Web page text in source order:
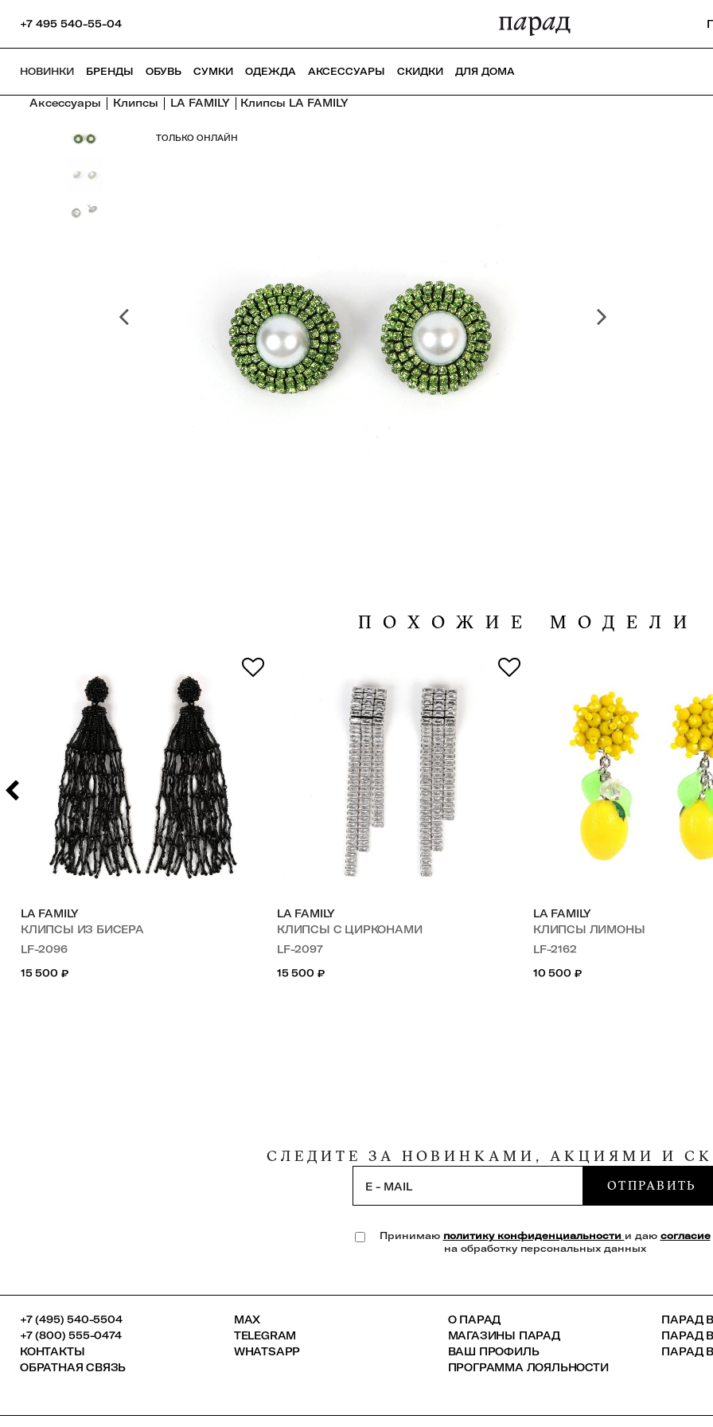
+7 495 540-55-04
НОВИНКИ БРЕНДЫ ОБУВЬ СУМКИ ОДЕЖДА АКСЕССУАРЫ СКИДКИ ДЛЯ ДОМА
Аксессуары Клипсы LA FAMILY Клипсы LA FAMILY
ТОЛЬКО ОНЛАЙН
ПОХОЖИЕ МОДЕЛИ
LA FAMILY
КЛИПСЫ ИЗ БИСЕРА
LF-2096
15 500 ₽
LA FAMILY
КЛИПСЫ С ЦИРКОНАМИ
LF-2097
15 500 ₽
LA FAMILY
КЛИПСЫ ЛИМОНЫ
LF-2162
10 500 ₽
СЛЕДИТЕ ЗА НОВИНКАМИ, АКЦИЯМИ И
E - MAIL ОТПРАВИТЬ
Принимаю политику конфиденциальности и даю согласие
на обработку персональных данных
+7 (495) 540-5504
+7 (800) 555-0474
КОНТАКТЫ
ОБРАТНАЯ СВЯЗЬ
MAX
TELEGRAM
WHATSAPP
О ПАРАД
МАГАЗИНЫ ПАРАД
ВАШ ПРОФИЛЬ
ПРОГРАММА ЛОЯЛЬНОСТИ
ПАРАД
ПАРАД В
ПАРАД В